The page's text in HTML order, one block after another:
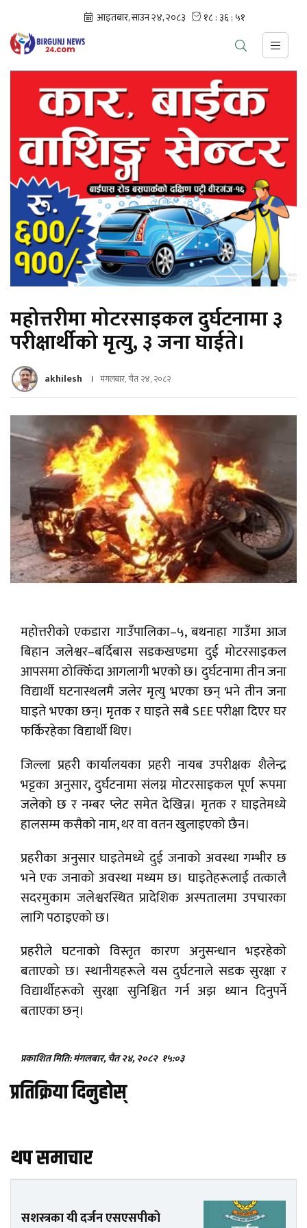
महोत्तरीमा मोटरसाइकल दुर्घटनामा ३
परीक्षार्थीको मृत्यु, ३ जना घाईते।
akhilesh मंगलबार, चैत २४, २०८२
महोत्तरीको एकडारा गाउँपालिका–५, बथनाहा गाउँमा आज
बिहान जलेश्वर–बर्दिबास सडकखण्डमा दुई मोटरसाइकल
आपसमा ठोक्किँदा आगलागी भएको छ। दुर्घटनामा तीन जना
विद्यार्थी घटनास्थलमै जलेर मृत्यु भएका छन् भने तीन जना
घाइते भएका छन्। मृतक र घाइते सबै SEE परीक्षा दिएर घर
फर्किरहेका विद्यार्थी थिए।
जिल्ला प्रहरी कार्यालयका प्रहरी नायब उपरीक्षक शैलेन्द्र
भट्टका अनुसार, दुर्घटनामा संलग्न मोटरसाइकल पूर्ण रूपमा
जलेको छ र नम्बर प्लेट समेत देखिन्न। मृतक र घाइतेमध्ये
हालसम्म कसैको नाम, थर वा वतन खुलाइएको छैन।
प्रहरीका अनुसार घाइतेमध्ये दुई जनाको अवस्था गम्भीर छ
भने एक जनाको अवस्था मध्यम छ। घाइतेहरूलाई तत्कालै
सदरमुकाम जलेश्वरस्थित प्रादेशिक अस्पतालमा उपचारका
लागि पठाइएको छ।
प्रहरीले घटनाको विस्तृत कारण अनुसन्धान भइरहेको
बताएको छ। स्थानीयहरूले यस दुर्घटनाले सडक सुरक्षा र
विद्यार्थीहरूको सुरक्षा सुनिश्चित गर्न अझ ध्यान दिनुपर्ने
बताएका छन्।
प्रकाशित मिति: मंगलबार, चैत २४, २०८२ १५:०३
प्रतिक्रिया दिनुहोस्
थप समाचार
सशस्त्रका यी दर्जन एसएसपीको